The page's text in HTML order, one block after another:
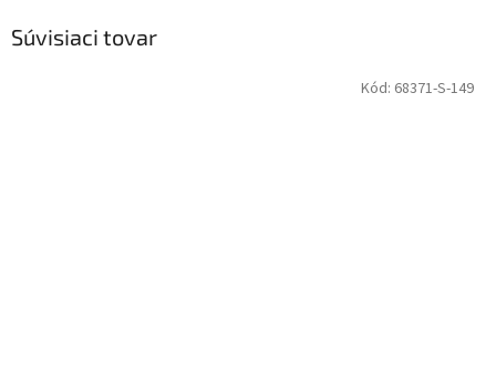
Súvisiaci tovar
Kód: 68371-S-149